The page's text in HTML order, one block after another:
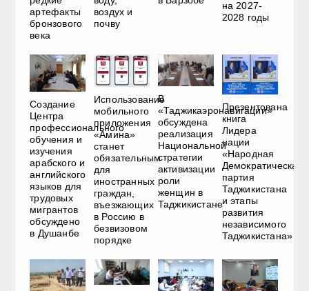
артефакты
бронзового
века
воздух и
почву
на 2027-
2028 годы
Создание
Центра
профессионального
обучения и
изучения
арабского и
английского
языков для
трудовых
мигрантов
обсуждено
в Душанбе
Использование
мобильного
приложения
«Амина»
станет
обязательным
для
иностранных
граждан,
въезжающих
в Россию в
безвизовом
порядке
В
«Таджикаэронавигации»
обсуждена
реализация
Национальной
стратегии
активизации
роли
женщин в
Таджикистане
Презентована
книга
Лидера
нации
«Народная
Демократическая
партия
Таджикистана
и этапы
развития
независимого
Таджикистана»